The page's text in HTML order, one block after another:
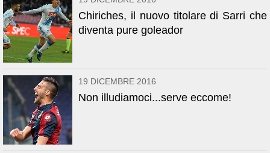
Chiriches, il nuovo titolare di Sarri che
diventa pure goleador
19 DICEMBRE 2016
Non illudiamoci...serve eccome!